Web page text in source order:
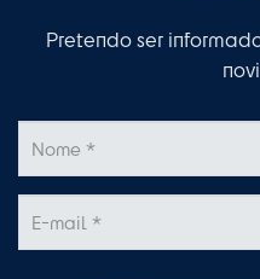
Pretendo ser